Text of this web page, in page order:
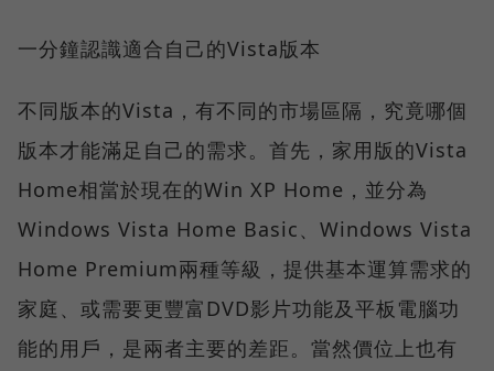
一分鐘認識適合自己的Vista版本
不同版本的Vista，有不同的市場區隔，究竟哪個
版本才能滿足自己的需求。首先，家用版的Vista
Home相當於現在的Win XP Home，並分為
Windows Vista Home Basic、Windows Vista
Home Premium兩種等級，提供基本運算需求的
家庭、或需要更豐富DVD影片功能及平板電腦功
能的用戶，是兩者主要的差距。當然價位上也有